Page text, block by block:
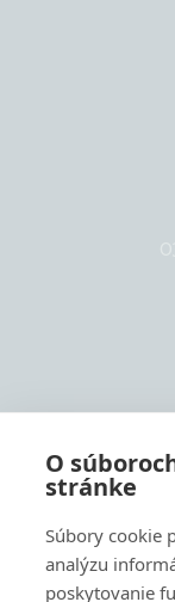
O
stránke
Súbory cookie
analýzu
poskytovanie